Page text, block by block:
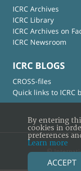
ICRC Archives
ICRC Library
ICRC Archives on
ICRC Newsroom
ICRC BLOGS
CROSS-files
Quick links to ICRC
©
By entering
cookies in
preferences
Learn more
ACCEPT